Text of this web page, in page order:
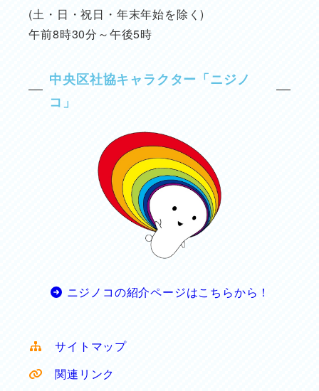
(土・日・祝日・年末年始を除く)
午前8時30分～午後5時
中央区社協キャラクター「ニジノ
コ」
ニジノコの紹介ページはこちらから！
サイトマップ
関連リンク